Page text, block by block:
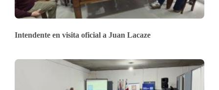
Intendente en visita oficial a Juan Lacaze